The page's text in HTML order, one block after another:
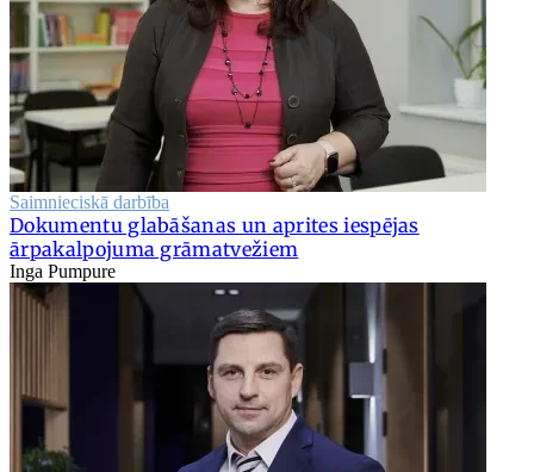
Saimnieciskā darbība
Dokumentu glabāšanas un aprites iespējas
ārpakalpojuma grāmatvežiem
Inga Pumpure